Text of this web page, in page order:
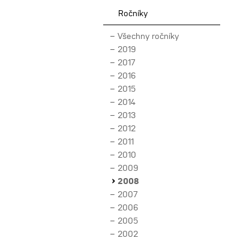
Ročníky
Všechny ročníky
2019
2017
2016
2015
2014
2013
2012
2011
2010
2009
2008
2007
2006
2005
2002